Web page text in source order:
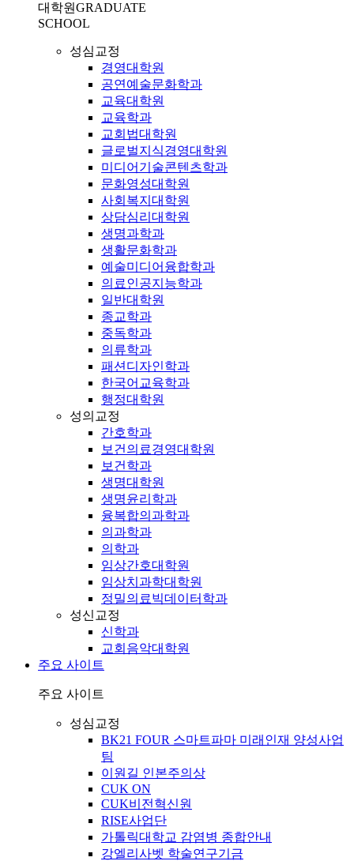
대학원GRADUATE
SCHOOL
성심교정
경영대학원
공연예술문화학과
교육대학원
교육학과
교회법대학원
글로벌지식경영대학원
미디어기술콘텐츠학과
문화영성대학원
사회복지대학원
상담심리대학원
생명과학과
생활문화학과
예술미디어융합학과
의료인공지능학과
일반대학원
종교학과
중독학과
의류학과
패션디자인학과
한국어교육학과
행정대학원
성의교정
간호학과
보건의료경영대학원
보건학과
생명대학원
생명윤리학과
융복합의과학과
의과학과
의학과
임상간호대학원
임상치과학대학원
정밀의료빅데이터학과
성신교정
신학과
교회음악대학원
주요 사이트
주요 사이트
성심교정
BK21 FOUR 스마트파마 미래인재 양성사업
팀
이원길 인본주의상
CUK ON
CUK비전혁신원
RISE사업단
가톨릭대학교 감염병 종합안내
강엘리사벳 학술연구기금